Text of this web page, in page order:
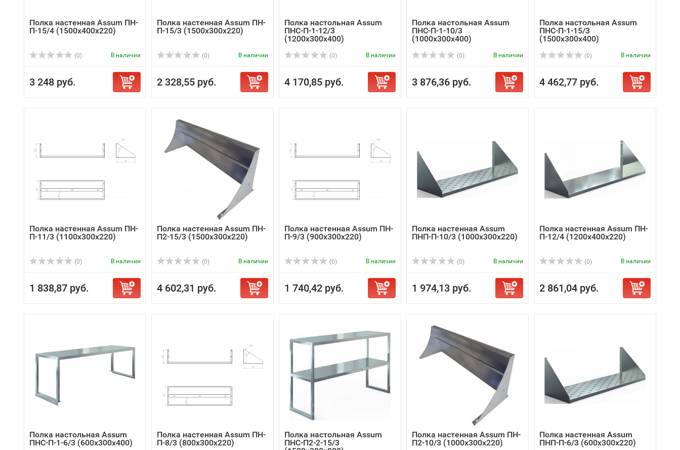
Полка настенная Assum ПН-
П-15/4 (1500х400х220)
(0) В наличии
3 248 руб.
Полка настенная Assum ПН-
П-15/3 (1500х300х220)
(0) В наличии
2 328,55 руб.
Полка настольная Assum
ПНС-П-1-12/3
(1200х300х400)
(0) В наличии
4 170,85 руб.
Полка настольная Assum
ПНС-П-1-10/3
(1000х300х400)
(0) В наличии
3 876,36 руб.
Полка настольная Assum
ПНС-П-1-15/3
(1500х300х400)
(0) В наличии
4 462,77 руб.
Полка настенная Assum ПН-
П-11/3 (1100х300х220)
(0) В наличии
1 838,87 руб.
Полка настенная Assum ПН-
П2-15/3 (1500х300х220)
(0) В наличии
4 602,31 руб.
Полка настенная Assum ПН-
П-9/3 (900х300х220)
(0) В наличии
1 740,42 руб.
Полка настенная Assum
ПНП-П-10/3 (1000х300х220)
(0) В наличии
1 974,13 руб.
Полка настенная Assum ПН-
П-12/4 (1200х400х220)
(0) В наличии
2 861,04 руб.
Полка настольная Assum
ПНС-П-1-6/3 (600х300х400)
Полка настенная Assum ПН-
П-8/3 (800х300х220)
Полка настольная Assum
ПНС-П2-2-15/3
Полка настенная Assum ПН-
П2-10/3 (1000х300х220)
Полка настенная Assum
ПНП-П-6/3 (600х300х220)